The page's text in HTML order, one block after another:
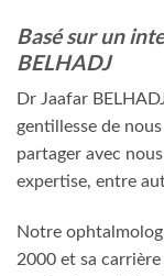
Basé sur un
BELHADJ
Dr Jaafar
gentillesse de
partager avec
expertise, entre
Notre
2000 et sa